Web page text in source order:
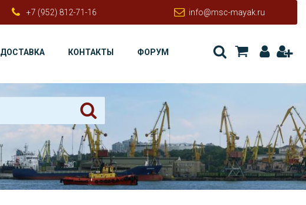
+7 (952) 812-71-16 info@msc-mayak.ru
ДОСТАВКА КОНТАКТЫ ФОРУМ